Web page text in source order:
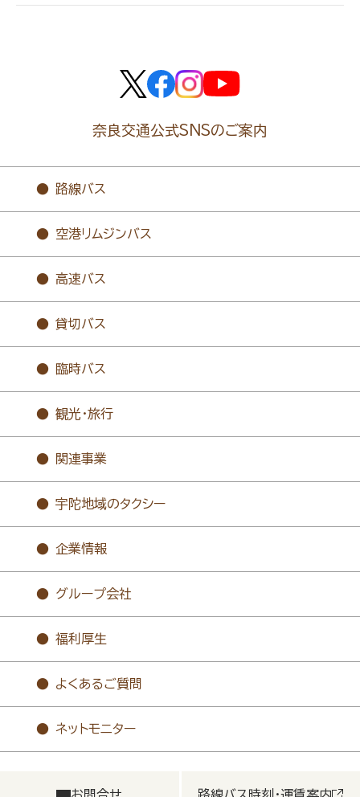
奈良交通公式SNSのご案内
路線バス
空港リムジンバス
高速バス
貸切バス
臨時バス
観光・旅行
関連事業
宇陀地域のタクシー
企業情報
グループ会社
福利厚生
よくあるご質問
ネットモニター
お問合せ 路線バス時刻・運賃案内